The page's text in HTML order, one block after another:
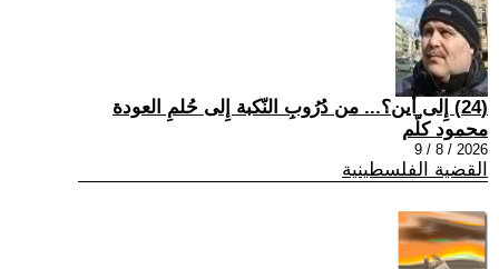
(24) إِلى أين؟... من دُرُوبِ النّكبة إِلى حُلمِ العودة
محمود كلّم
2026 / 8 / 9
القضية الفلسطينية